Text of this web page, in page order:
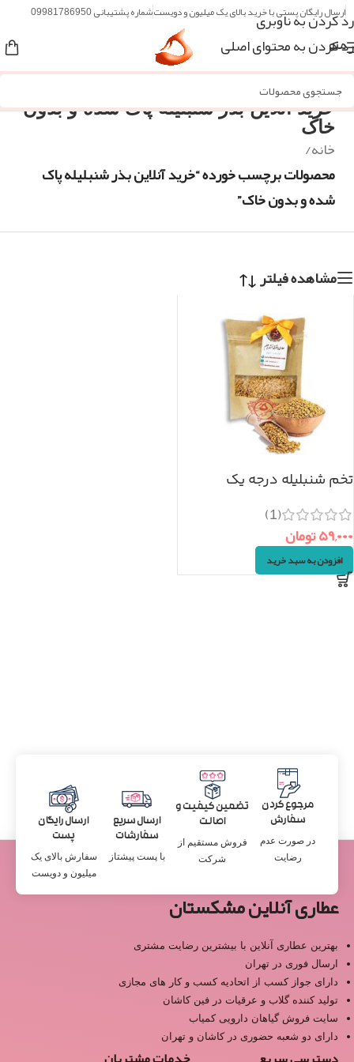
رد کردن به ناوبری
رد کردن به محتوای اصلی
ارسال رایگان پستی با خرید بالای یک میلیون و دویستشماره پشتیبانی 09981786950
منو
خرید آنلاین بذر شنبلیله پاک شده و بدون
خاک
خانه/
محصولات برچسب خورده “خرید آنلاین بذر شنبلیله پاک
شده و بدون خاک”
مشاهده فیلتر
تخم شنبلیله درجه یک
(1)
۵۹,۰۰۰تومان
افزودن به سبد خرید
مرجوع کردن
سفارش
در صورت عدم
رضایت
تضمین کیفیت و
اصالت
فروش مستقیم از
شرکت
ارسال سریع
سفارشات
با پست پیشتاز
ارسال رایگان
پست
سفارش بالای یک
میلیون و دویست
عطاری آنلاین مشکستان
بهترین عطاری آنلاین با بیشترین رضایت مشتری
ارسال فوری در تهران
دارای جواز کسب از اتحادیه کسب و کار های مجازی
تولید کننده گلاب و عرقیات در فین کاشان
سایت فروش گیاهان دارویی کمیاب
دارای دو شعبه حضوری در کاشان و تهران